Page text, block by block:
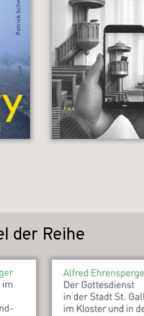
der Reihe